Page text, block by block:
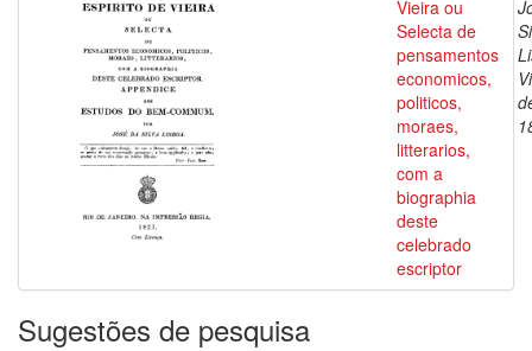
Vieira ou
Selecta de
pensamentos
economicos,
politicos,
moraes,
litterarios,
com a
biographia
deste
celebrado
escriptor
Sugestões de pesquisa